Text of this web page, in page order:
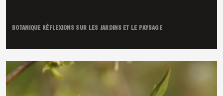
BOTANIQUE RÉFLEXIONS SUR LES JARDINS ET LE PAYSAGE